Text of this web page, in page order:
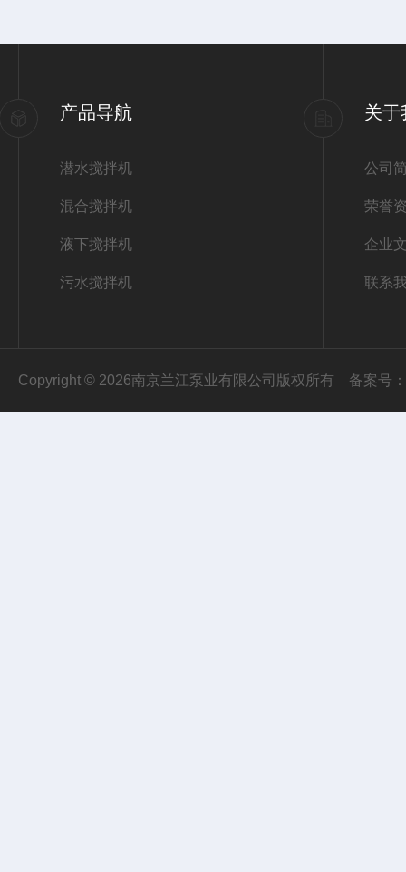
产品导航
潜水搅拌机
混合搅拌机
液下搅拌机
污水搅拌机
关于
公司
荣誉
企业
联系
Copyright © 2026南京兰江泵业有限公司版权所有 备案号